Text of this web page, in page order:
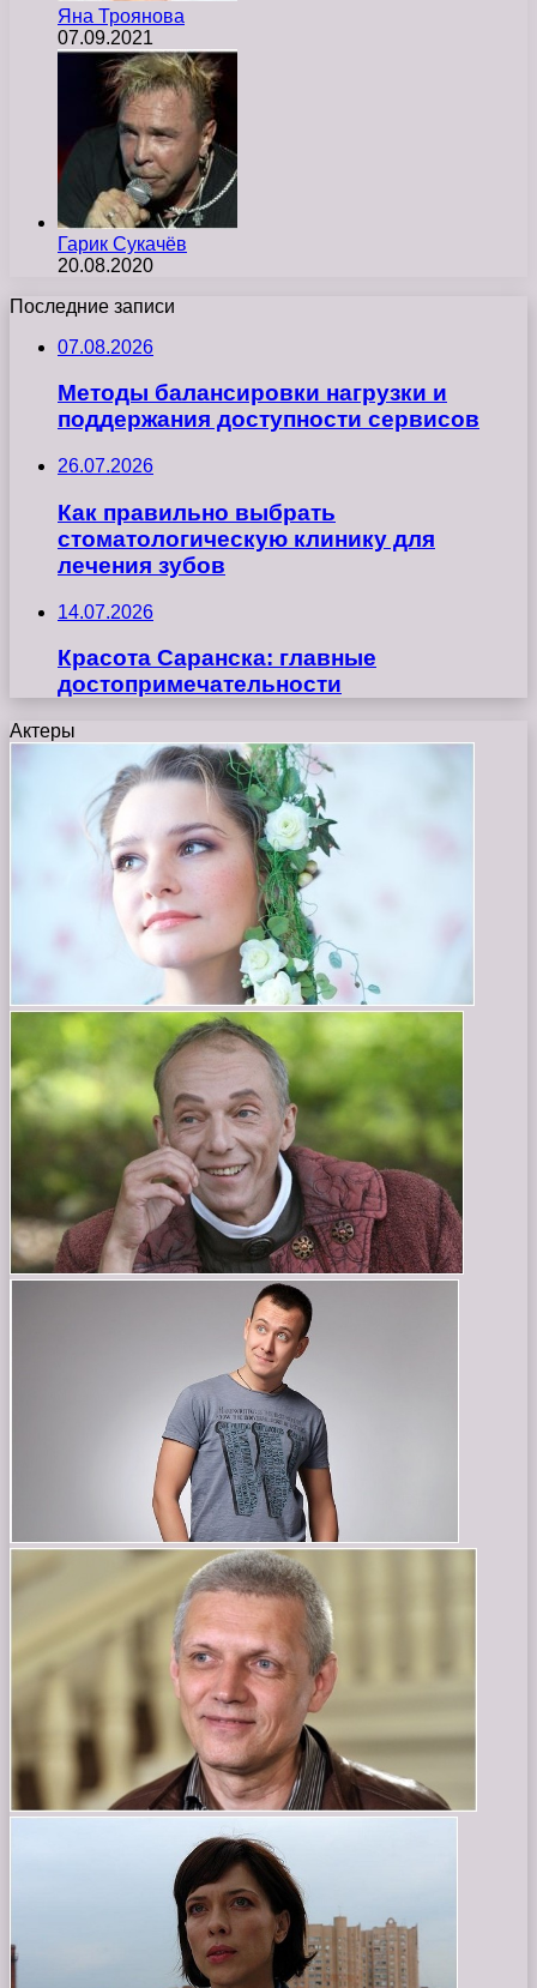
Яна Троянова
07.09.2021
Гарик Сукачёв
20.08.2020
Последние записи
07.08.2026
Методы балансировки нагрузки и
поддержания доступности сервисов
26.07.2026
Как правильно выбрать
стоматологическую клинику для
лечения зубов
14.07.2026
Красота Саранска: главные
достопримечательности
Актеры